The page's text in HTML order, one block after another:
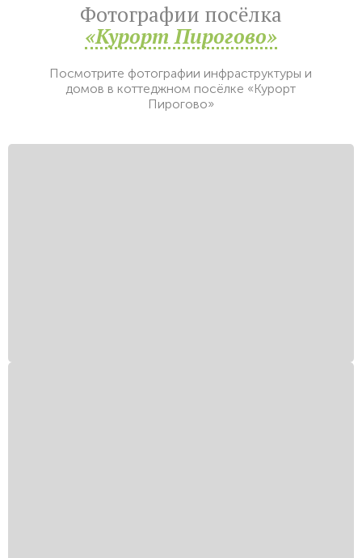
Фотографии посёлка
«Курорт Пирогово»
Посмотрите фотографии инфраструктуры и
домов в коттеджном посёлке «Курорт
Пирогово»